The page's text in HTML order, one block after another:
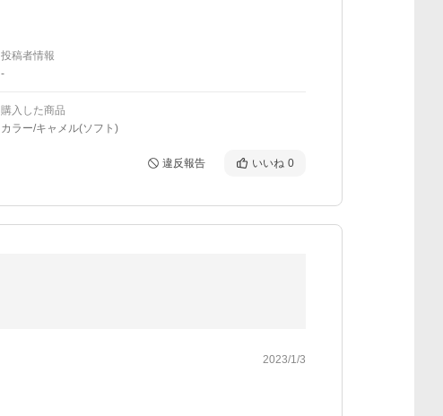
投稿者情報
-
購入した商品
カラー/キャメル(ソフト)
違反報告 いいね 0
2023/1/3